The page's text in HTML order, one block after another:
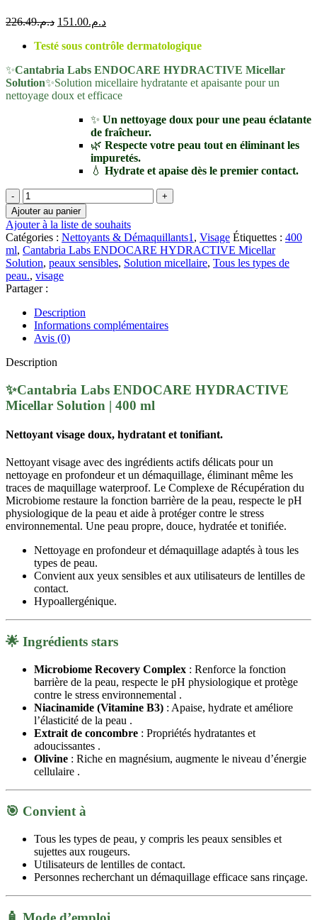
د.م.226.49
Le
initial
د.م.226.49.
د.م.151.00
Le
actuel
د.م.151.00.
Testé sous contrôle dermatologique
✨Cantabria Labs ENDOCARE HYDRACTIVE Micellar
Solution✨Solution micellaire hydratante et apaisante pour un
nettoyage doux et efficace
✨ Un nettoyage doux pour une peau éclatante
de fraîcheur.
🌿 Respecte votre peau tout en éliminant les
impuretés.
💧 Hydrate et apaise dès le premier contact.
quantité
de
Cantabria
Labs
ENDOCARE
HYDRACTIVE
Micellar
Solution
|
400
ml
Ajouter au panier
Ajouter à la liste de souhaits
Catégories : Nettoyants & Démaquillants1 , Visage Étiquettes : 400
ml, Cantabria Labs ENDOCARE HYDRACTIVE Micellar
Solution, peaux sensibles, Solution micellaire, Tous les types de
peau., visage
Partager :
Description
Informations complémentaires
Avis (0)
Description
✨Cantabria Labs ENDOCARE HYDRACTIVE
Micellar Solution | 400 ml
Nettoyant visage doux, hydratant et tonifiant.
Nettoyant visage avec des ingrédients actifs délicats pour un
nettoyage en profondeur et un démaquillage, éliminant même les
traces de maquillage waterproof. Le Complexe de Récupération du
Microbiome restaure la fonction barrière de la peau, respecte le pH
physiologique de la peau et aide à protéger contre le stress
environnemental. Une peau propre, douce, hydratée et tonifiée.
Nettoyage en profondeur et démaquillage adaptés à tous les
types de peau.
Convient aux yeux sensibles et aux utilisateurs de lentilles de
contact.
Hypoallergénique.
🌟 Ingrédients stars
Microbiome Recovery Complex : Renforce la fonction
barrière de la peau, respecte le pH physiologique et protège
contre le stress environnemental .
Niacinamide (Vitamine B3) : Apaise, hydrate et améliore
l’élasticité de la peau .
Extrait de concombre : Propriétés hydratantes et
adoucissantes .
Olivine : Riche en magnésium, augmente le niveau d’énergie
cellulaire .​
🎯 Convient à
Tous les types de peau, y compris les peaux sensibles et
sujettes aux rougeurs.
Utilisateurs de lentilles de contact.
Personnes recherchant un démaquillage efficace sans rinçage.​